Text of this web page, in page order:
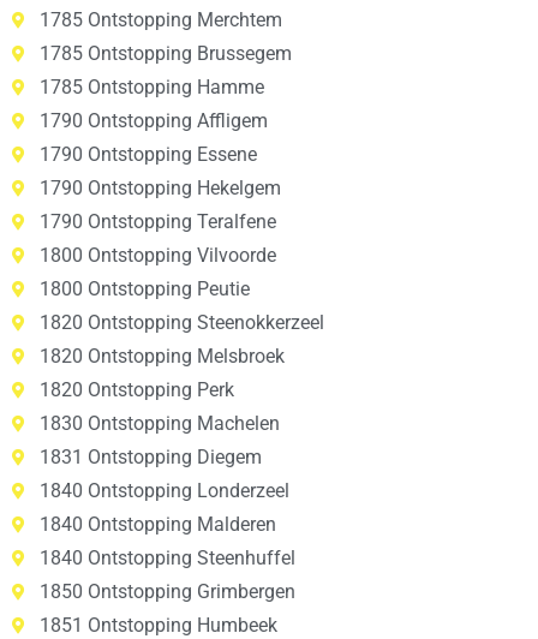
1785 Ontstopping Merchtem
1785 Ontstopping Brussegem
1785 Ontstopping Hamme
1790 Ontstopping Affligem
1790 Ontstopping Essene
1790 Ontstopping Hekelgem
1790 Ontstopping Teralfene
1800 Ontstopping Vilvoorde
1800 Ontstopping Peutie
1820 Ontstopping Steenokkerzeel
1820 Ontstopping Melsbroek
1820 Ontstopping Perk
1830 Ontstopping Machelen
1831 Ontstopping Diegem
1840 Ontstopping Londerzeel
1840 Ontstopping Malderen
1840 Ontstopping Steenhuffel
1850 Ontstopping Grimbergen
1851 Ontstopping Humbeek